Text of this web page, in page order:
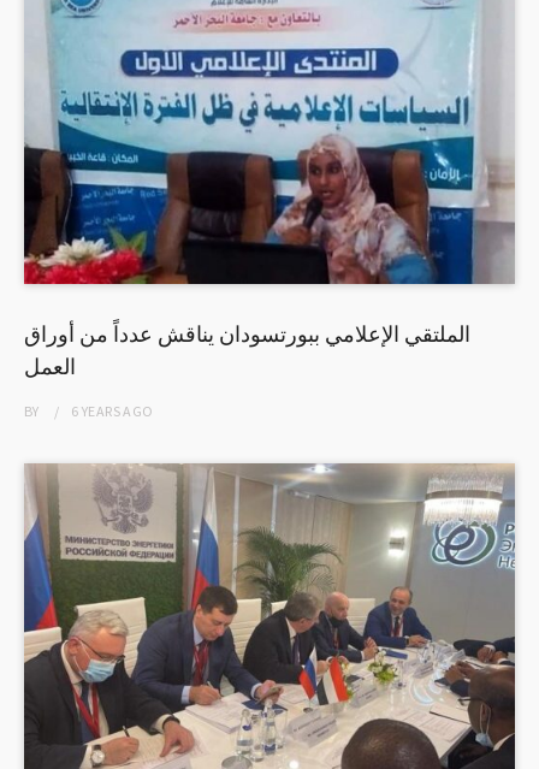
الملتقي الإعلامي ببورتسودان يناقش عدداً من أوراق
العمل
BY 6 YEARSAGO